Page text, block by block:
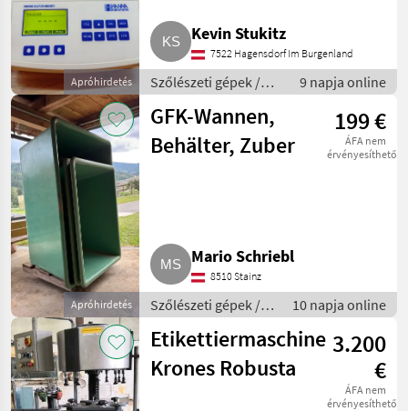
Apróhirdetés
Kevin Stukitz
7522 Hagensdorf Im Burgenland
Szőlészeti gépek /
Pincészeti gépek
9 napja online
Apróhirdetés
GFK-Wannen,
Behälter, Zuber
199 €
ÁFA nem
érvényesíthető
Mario Schriebl
8510 Stainz
Szőlészeti gépek /
Pincészeti gépek
10 napja online
Etikettiermaschine
Krones Robusta
3.200
€
ÁFA nem
érvényesíthető